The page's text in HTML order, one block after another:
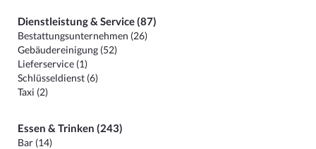
Dienstleistung & Service (87)
Bestattungsunternehmen (26)
Gebäudereinigung (52)
Lieferservice (1)
Schlüsseldienst (6)
Taxi (2)
Essen & Trinken (243)
Bar (14)